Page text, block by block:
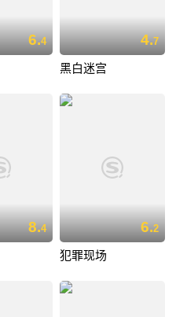
6.4 4.7
黑白迷宫
8.4 6.2
犯罪现场